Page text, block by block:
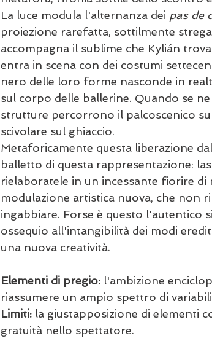
La luce modula l'alternanza dei pas de
proiezione rarefatta, sottilmente
accompagna il sublime che Kylián
entra in scena con dei costumi
nero delle loro forme nasconde in
sul corpo delle ballerine. Quando se
strutture percorrono il palcoscenico
scivolare sul ghiaccio.
Metaforicamente questa liberazione
balletto di questa rappresentazione:
rielaboratele in un incessante fiorire
modulazione artistica nuova, che non
ingabbiare. Forse è questo l'autentico
ossequio all'intangibilità dei modi
una nuova creatività.
Elementi di pregio: l'ambizione
riassumere un ampio spettro di
Limiti: la giustapposizione di elementi
gratuità nello spettatore.